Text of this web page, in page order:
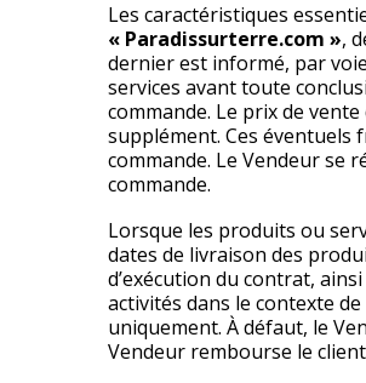
Les caractéristiques
« Paradissurterre.com »,
dernier est informé, par
services avant toute
commande. Le prix de
supplément. Ces éventuels
commande. Le Vendeur se
commande.
Lorsque les produits ou
dates de livraison des
d’exécution du contrat,
activités dans le contexte
uniquement. À défaut, le
Vendeur rembourse le